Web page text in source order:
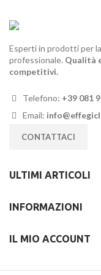
Esperti in prodotti per
professionale. Qualità
competitivi.
Telefono: +39 081
Email:
CONTATTACI
ULTIMI ARTICOLI
INFORMAZIONI
IL MIO ACCOUNT